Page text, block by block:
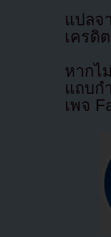
แปล
เครดิ
หากไ
แถบก
เพจ